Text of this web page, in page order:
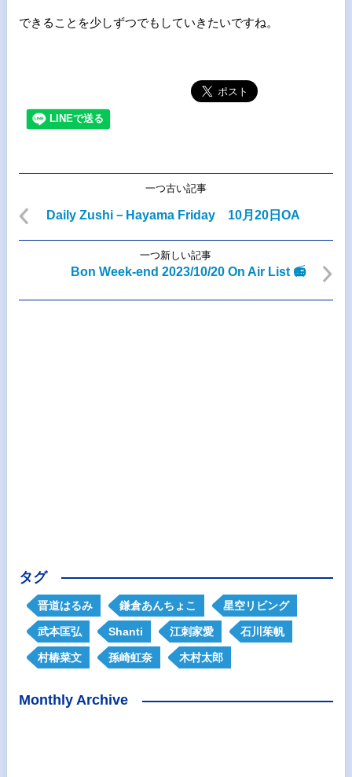
できることを少しずつでもしていきたいですね。
一つ古い記事
Daily Zushi－Hayama Friday 10月20日OA
一つ新しい記事
Bon Week-end 2023/10/20 On Air List 📻
タグ
晋道はるみ 鎌倉あんちょこ 星空リビング
武本匡弘 Shanti 江刺家愛 石川茱帆
村椿菜文 孫崎虹奈 木村太郎
Monthly Archive